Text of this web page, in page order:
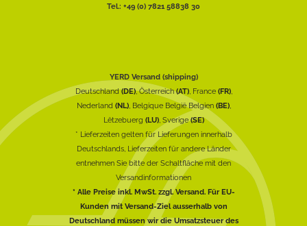
Tel.: +49 (0) 7821 58838 30
YERD Versand (shipping)
Deutschland(DE), Österreich(AT), France (FR),
Nederland (NL), Belgique België Belgien (BE),
Lëtzebuerg (LU), Sverige(SE)
* Lieferzeiten gelten für Lieferungen innerhalb
Deutschlands, Lieferzeiten für andere Länder
entnehmen Sie bitte der Schaltfläche mit den
Versandinformationen
* Alle Preise inkl. MwSt. zzgl. Versand. Für EU-
Kunden mit Versand-Ziel ausserhalb von
Deutschland müssen wir die Umsatzsteuer des